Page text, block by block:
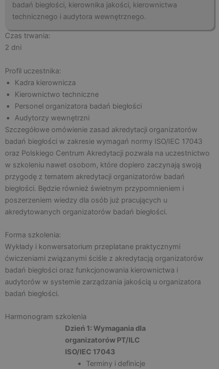
badań biegłości, kierownika jakości, kierownictwa
technicznego i audytora wewnętrznego.
Czas trwania:
2 dni
Profil uczestnika:
Kadra kierownicza
Kierownictwo techniczne
Personel organizatora badań biegłości
Audytorzy wewnętrzni
Szczegółowe omówienie zasad akredytacji organizatorów
badań biegłości w zakresie wymagań normy ISO/IEC 17043
oraz Polskiego Centrum Akredytacji pozwala na uczestnictwo
w szkoleniu nawet osobom, które dopiero zaczynają swoją
przygodę z tematem akredytacji organizatorów badań
biegłości. Będzie również świetnym przypomnieniem i
poszerzeniem wiedzy dla osób już pracujących u
akredytowanych organizatorów badań biegłości.
Forma szkolenia:
Wykłady i konwersatorium przeplatane praktycznymi
ćwiczeniami związanymi ściśle z akredytacją organizatorów
badań biegłości oraz funkcjonowania kierownictwa i
audytorów w systemie zarządzania jakością u organizatora
badań biegłości.
Harmonogram szkolenia
Dzień 1: Wymagania dla
organizatorów PT/ILC
ISO/IEC 17043
Terminy i definicje